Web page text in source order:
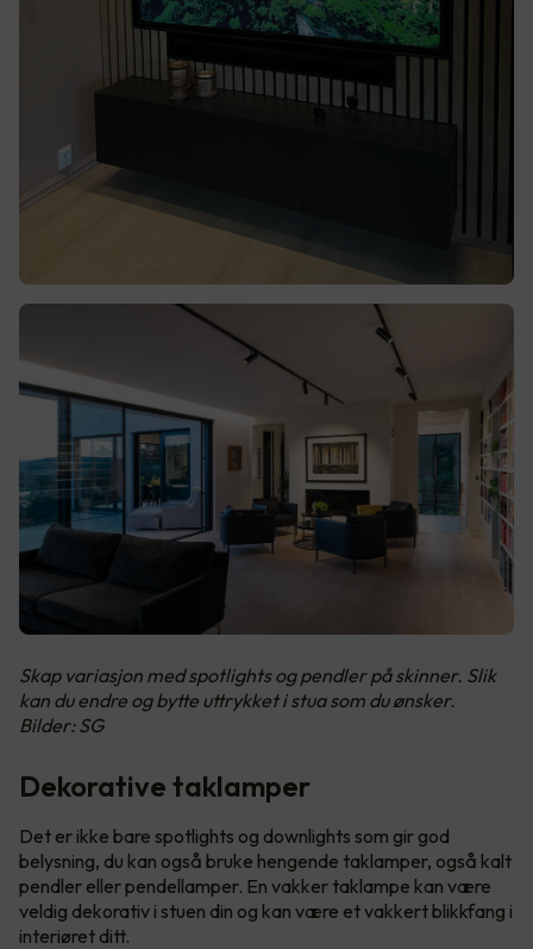
Skap variasjon med spotlights og pendler på skinner. Slik
kan du endre og bytte uttrykket i stua som du ønsker.
Bilder: SG
Dekorative taklamper
Det er ikke bare spotlights og downlights som gir god
belysning, du kan også bruke hengende taklamper, også kalt
pendler eller pendellamper. En vakker taklampe kan være
veldig dekorativ i stuen din og kan være et vakkert blikkfang i
interiøret ditt.